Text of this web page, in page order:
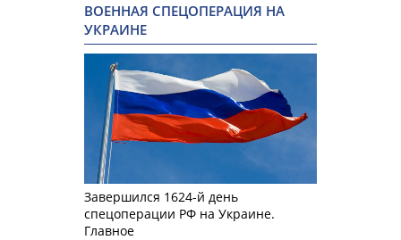
ВОЕННАЯ СПЕЦОПЕРАЦИЯ НА
УКРАИНЕ
Завершился 1624-й день
спецоперации РФ на Украине.
Главное